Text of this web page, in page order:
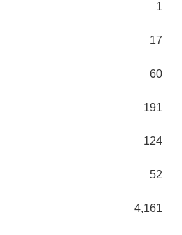
1
17
60
191
124
52
4,161